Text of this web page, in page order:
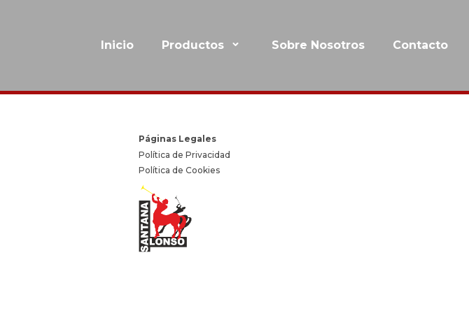
Inicio Productos Sobre Nosotros Contacto
Páginas Legales
Política de Privacidad
Política de Cookies